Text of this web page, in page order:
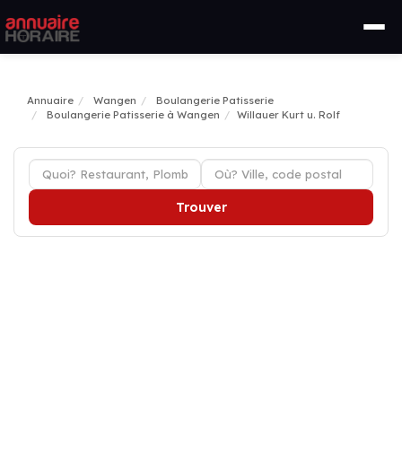
Annuaire Wangen
Boulangerie Patisserie
Boulangerie Patisserie à Wangen
Willauer Kurt u. Rolf
Trouver